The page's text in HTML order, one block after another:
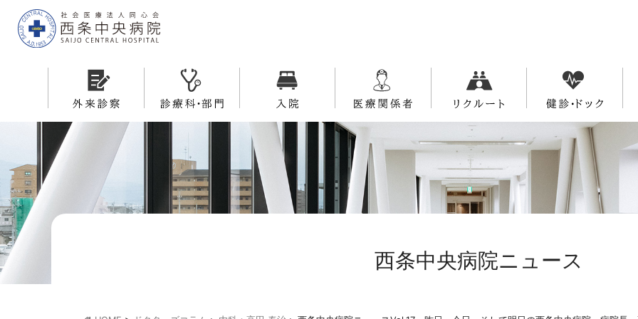
西条中央病院ニュース